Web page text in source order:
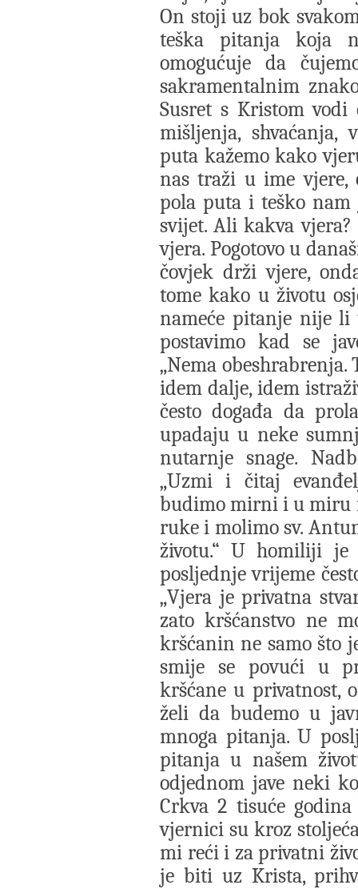
On stoji uz bok
teška pitanja koja
omogućuje da
sakramentalnim
Susret s Kristom vodi
mišljenja, shvaćanja,
puta kažemo kako
nas traži u ime vjere,
pola puta i teško nam
svijet. Ali kakva
vjera. Pogotovo u
čovjek drži vjere,
tome kako u životu
nameće pitanje nije li
postavimo kad se
„Nema obeshrabrenja.
idem dalje, idem
često događa da
upadaju u neke
nutarnje snage.
„Uzmi i čitaj
budimo mirni i u miru
ruke i molimo sv.
životu.“ U homiliji
posljednje vrijeme
„Vjera je privatna
zato kršćanstvo ne
kršćanin ne samo što
smije se povući u
kršćane u privatnost,
želi da budemo u
mnoga pitanja. U
pitanja u našem
odjednom jave neki
Crkva 2 tisuće
vjernici su kroz
mi reći i za privatni
je biti uz Krista,